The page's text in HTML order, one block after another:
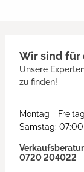
Wir sind für
Unsere
zu finden!
Montag -
Samstag:
0720 204022